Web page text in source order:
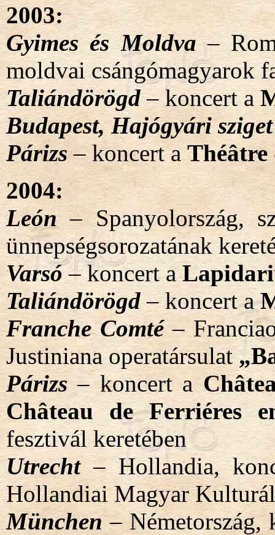
2003:
Gyimes és Moldva–
moldvai csángómagyarok
Taliándörögd– koncert a
Budapest, Hajógyári sziget
Párizs– koncert aThéâtre
2004:
León– Spanyolország,
ünnepségsorozatának
Varsó– koncert a
Taliándörögd– koncert a
Franche Comté–
Justiniana operatársulat
Párizs– koncert a
Château de Ferriéres
fesztivál keretében
Utrecht– Hollandia,
Hollandiai Magyar
München– Németország,